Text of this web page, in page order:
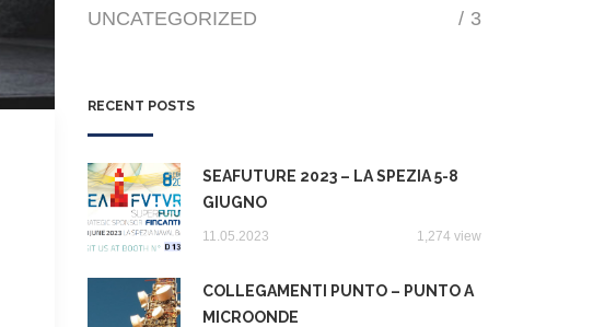
UNCATEGORIZED
/ 3
RECENT POSTS
SEAFUTURE 2023 – LA SPEZIA 5-8
GIUGNO
11.05.2023 1,274 view
COLLEGAMENTI PUNTO – PUNTO A
MICROONDE